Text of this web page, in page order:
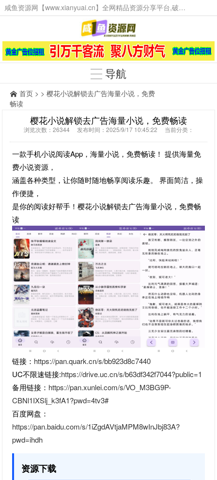
咸鱼资源网【www.xianyuai.cn】全网精品资源分享平台,破解软件,技术源码,火爆项目,工具辅助,这里无所不有。
导航
首页 > > 樱花小说解锁去广告海量小说，免费
畅读
樱花小说解锁去广告海量小说，免费畅读
浏览次数：26344 发布时间：2025/9/17 10:45:22 当前分类：
一款手机小说阅读App，海量小说，免费畅读！ 提供海量免
费小说资源，
涵盖各种类型，让你随时随地畅享阅读乐趣。 界面简洁，操
作便捷，
是你的阅读好帮手！樱花小说解锁去广告海量小说，免费畅
读
链接： https://pan.quark.cn/s/bb923d8c7440
UC不限速链接:https://drive.uc.cn/s/b63df342f7044?public=1
备用链接： https://pan.xunlei.com/s/VO_M3BG9P-
CBNl1IXSlj_k3fA1?pwd=4tv3#
百度网盘：
https://pan.baidu.com/s/1iZgdAVtjaMPM8wInJbj83A?
pwd=ihdh
资源下载